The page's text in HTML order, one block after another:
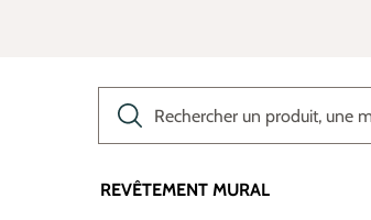
REVÊTEMENT MURAL